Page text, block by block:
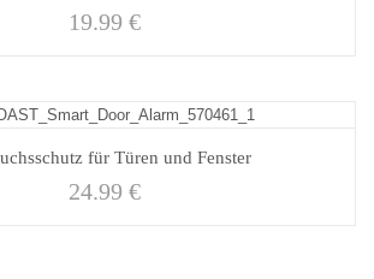
19.99 €
für Türen und Fenster
24.99 €